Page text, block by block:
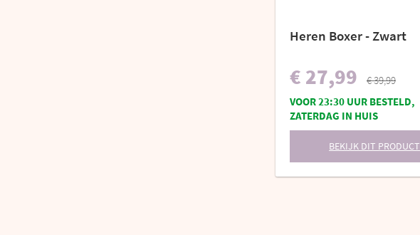
Heren Boxer - Zwart
€ 27,99
€ 39,99
VOOR 23:30 UUR BESTELD,
ZATERDAG IN HUIS
BEKIJK DIT PRODUCT